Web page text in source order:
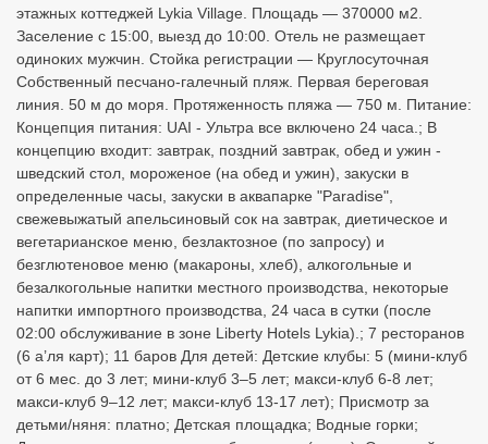
этажных коттеджей Lykia Village. Площадь — 370000 м2.
Заселение с 15:00, выезд до 10:00. Отель не размещает
одиноких мужчин. Стойка регистрации — Круглосуточная
Собственный песчано-галечный пляж. Первая береговая
линия. 50 м до моря. Протяженность пляжа — 750 м. Питание:
Концепция питания: UAI - Ультра все включено 24 часа.; В
концепцию входит: завтрак, поздний завтрак, обед и ужин -
шведский стол, мороженое (на обед и ужин), закуски в
определенные часы, закуски в аквапарке "Paradise",
свежевыжатый апельсиновый сок на завтрак, диетическое и
вегетарианское меню, безлактозное (по запросу) и
безглютеновое меню (макароны, хлеб), алкогольные и
безалкогольные напитки местного производства, некоторые
напитки импортного производства, 24 часа в сутки (после
02:00 обслуживание в зоне Liberty Hotels Lykia).; 7 ресторанов
(6 а’ля карт); 11 баров Для детей: Детские клубы: 5 (мини-клуб
от 6 мес. до 3 лет; мини-клуб 3–5 лет; макси-клуб 6-8 лет;
макси-клуб 9–12 лет; макси-клуб 13-17 лет); Присмотр за
детьми/няня: платно; Детская площадка; Водные горки;